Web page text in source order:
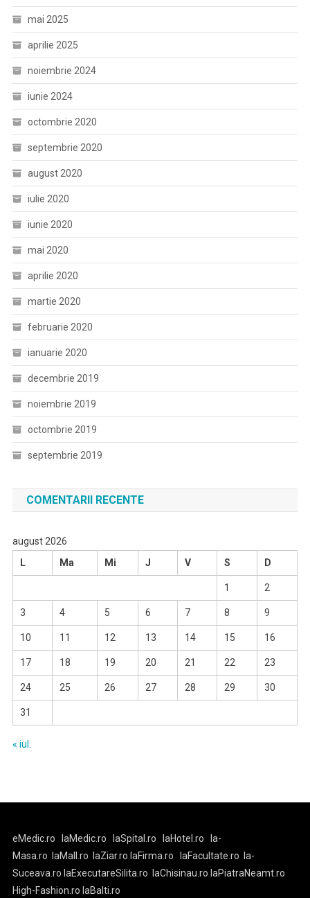
mai 2025
aprilie 2025
noiembrie 2024
iunie 2024
octombrie 2020
septembrie 2020
august 2020
iulie 2020
iunie 2020
mai 2020
aprilie 2020
martie 2020
februarie 2020
ianuarie 2020
decembrie 2019
noiembrie 2019
octombrie 2019
septembrie 2019
COMENTARII RECENTE
august 2026
L
Ma Mi J V S D
1 2
3 4 5 6 7 8 9
10 11 12 13 14 15 16
17 18 19 20 21 22 23
24 25 26 27 28 29 30
31
« iul.
eMedic.ro laMedic.ro laSpital.ro laHotel.ro
la-
Masa.ro
laMall.ro laZiar.ro laFirma.ro laFacultate.ro
la-
Suceava.ro laExecutareSilita.ro laChisinau.ro laPiatraNeamt.ro
High-Fashion.ro laBalti.ro